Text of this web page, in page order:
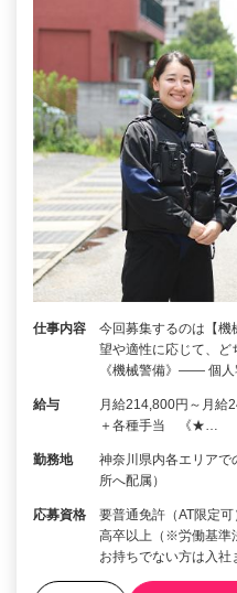
仕事内容
今回募集するのは【機
望や適性に応じて、
《機械警備》―― 個
給与
月給214,800円～月給
＋各種手当 《★…
勤務地
神奈川県内各エリア
所へ配属）
応募資格
要普通免許（AT限定
高卒以上（※労働基準
お持ちでない方は入社